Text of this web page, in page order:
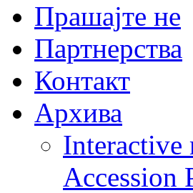
Прашајте не
Партнерства
Контакт
Архива
Interactive
Accession